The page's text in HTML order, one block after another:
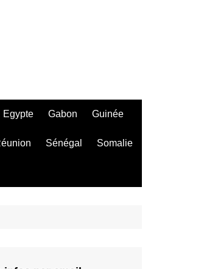
Egypte Gabon Guinée
Sénégal Somalie